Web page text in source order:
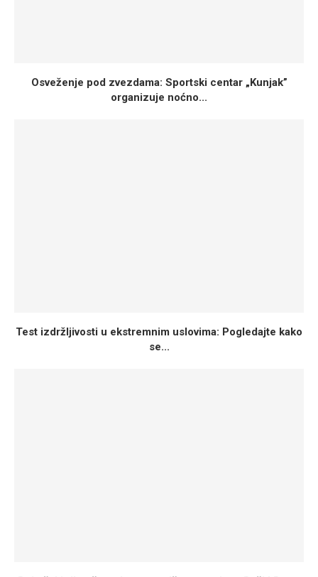
Osveženje pod zvezdama: Sportski centar „Kunjak”
organizuje noćno...
Test izdržljivosti u ekstremnim uslovima: Pogledajte kako
se...